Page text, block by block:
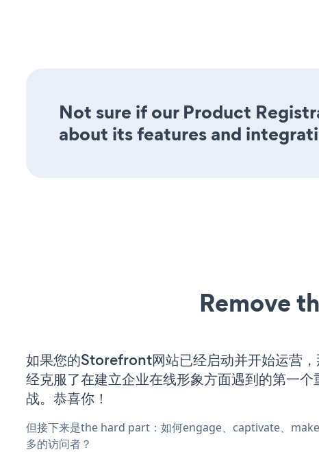
Not sure if our Product
about its features and
Remove
如果您的Storefront网站已经启动并开始运营，
经克服了在建立企业在线形象方面遇到的第一个
战。恭喜你！
但接下来是the hard part：如何engage、captivate、
多的访问者？